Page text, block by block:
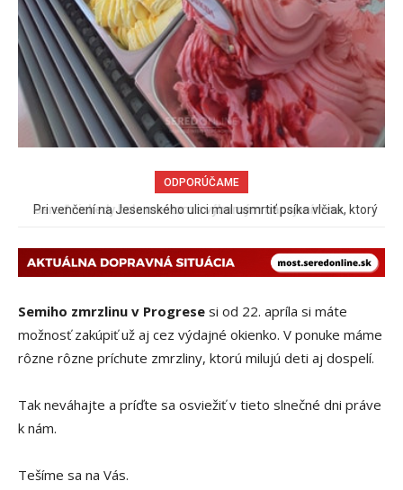
ODPORÚČAME
Pri venčení na Jesenského ulici mal usmrtiť psíka vlčiak, ktorý
Semiho zmrzlinu v Progrese si od 22. apríla si máte
možnosť zakúpiť už aj cez výdajné okienko. V ponuke máme
rôzne rôzne príchute zmrzliny, ktorú milujú deti aj dospelí.
Tak neváhajte a príďte sa osviežiť v tieto slnečné dni práve
k nám.
Tešíme sa na Vás.